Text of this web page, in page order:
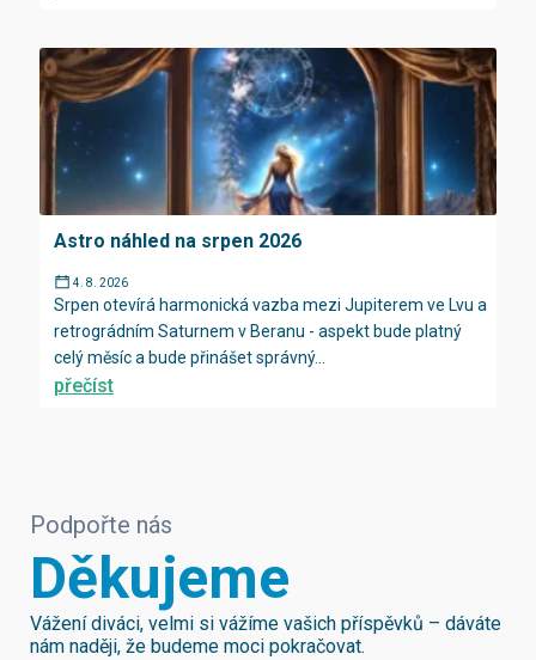
Astro náhled na srpen 2026
4. 8. 2026
Srpen otevírá harmonická vazba mezi Jupiterem ve Lvu a
retrográdním Saturnem v Beranu - aspekt bude platný
celý měsíc a bude přinášet správný...
přečíst
Podpořte nás
Děkujeme
Vážení diváci, velmi si vážíme vašich příspěvků – dáváte
nám naději, že budeme moci pokračovat.